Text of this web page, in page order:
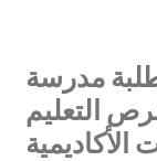
مدرسة
التعليم